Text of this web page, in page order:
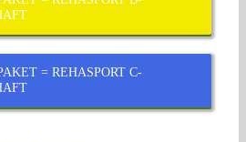
= REHASPORT C-